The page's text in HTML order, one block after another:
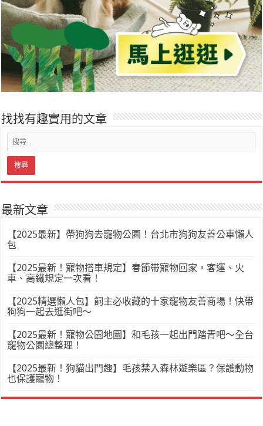
找找有趣實用的文章
最新文章
【2025最新】帶狗狗去寵物公園！台北市狗狗友善公車懶人
包
【2025最新！寵物搭車規定】春節帶寵物回家，客運、火
車、高鐵規定一次看！
【2025精選懶人包】飼主必收藏的十家寵物友善商場！快帶
狗狗一起去逛街吧～
【2025最新！寵物公園地圖】和毛孩一起出門踏青吧～全台
寵物公園總整理！
【2025最新！狗貓出門趣】毛孩禁入森林遊樂區？保護動物
也保護寵物！